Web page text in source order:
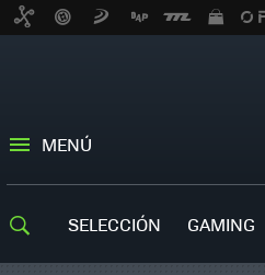
MENÚ
SELECCIÓN GAMING